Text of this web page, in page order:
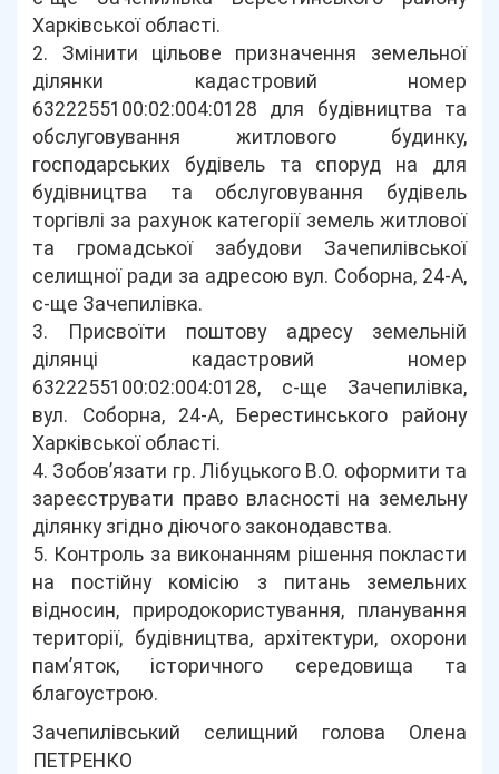
Харківської області.
2. Змінити цільове призначення земельної
ділянки кадастровий номер
6322255100:02:004:0128 для будівництва та
обслуговування житлового будинку,
господарських будівель та споруд на для
будівництва та обслуговування будівель
торгівлі за рахунок категорії земель житлової
та громадської забудови Зачепилівської
селищної ради за адресою вул. Соборна, 24-А,
с-ще Зачепилівка.
3. Присвоїти поштову адресу земельній
ділянці кадастровий номер
6322255100:02:004:0128, с-ще Зачепилівка,
вул. Соборна, 24-А, Берестинського району
Харківської області.
4. Зобов’язати гр. Лібуцького В.О. оформити та
зареєструвати право власності на земельну
ділянку згідно діючого законодавства.
5. Контроль за виконанням рішення покласти
на постійну комісію з питань земельних
відносин, природокористування, планування
території, будівництва, архітектури, охорони
пам’яток, історичного середовища та
благоустрою.
Зачепилівський селищний голова Олена
ПЕТРЕНКО